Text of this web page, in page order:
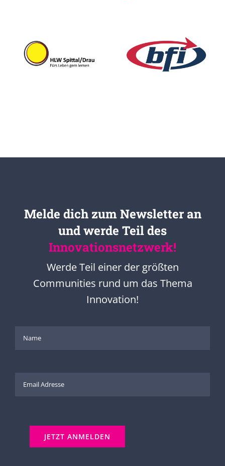
Melde dich zum Newsletter an
und werde Teil des
Innovationsnetzwerk!
Werde Teil einer der größten
Communities rund um das Thema
Innovation!